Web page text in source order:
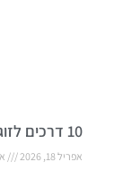
10 דרכים לזוגיות מצוינת בקורונה (חלק ב')
אפריל 18, 2026